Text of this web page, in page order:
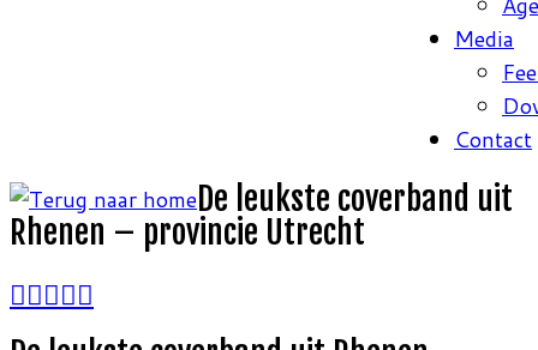
Media
Contact
De leukste coverband uit
Rhenen – provincie Utrecht